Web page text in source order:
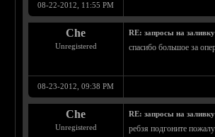
08-22-2012, 11:55 PM
Che
Unregistered
RE: запросы на
спасибо большое за
08-23-2012, 09:38 PM
Che
Unregistered
RE: запросы на
ребзя подгоните